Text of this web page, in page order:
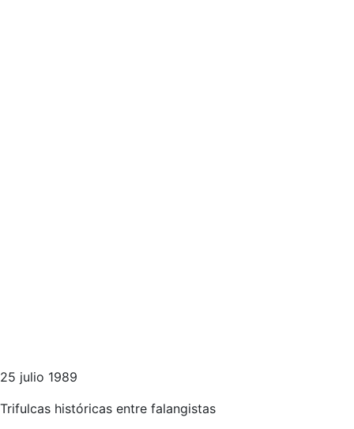
25 julio 1989
Trifulcas históricas entre falangistas